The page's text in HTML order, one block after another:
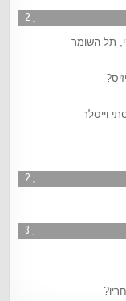
2
תל השומר
וייסלר
2
3